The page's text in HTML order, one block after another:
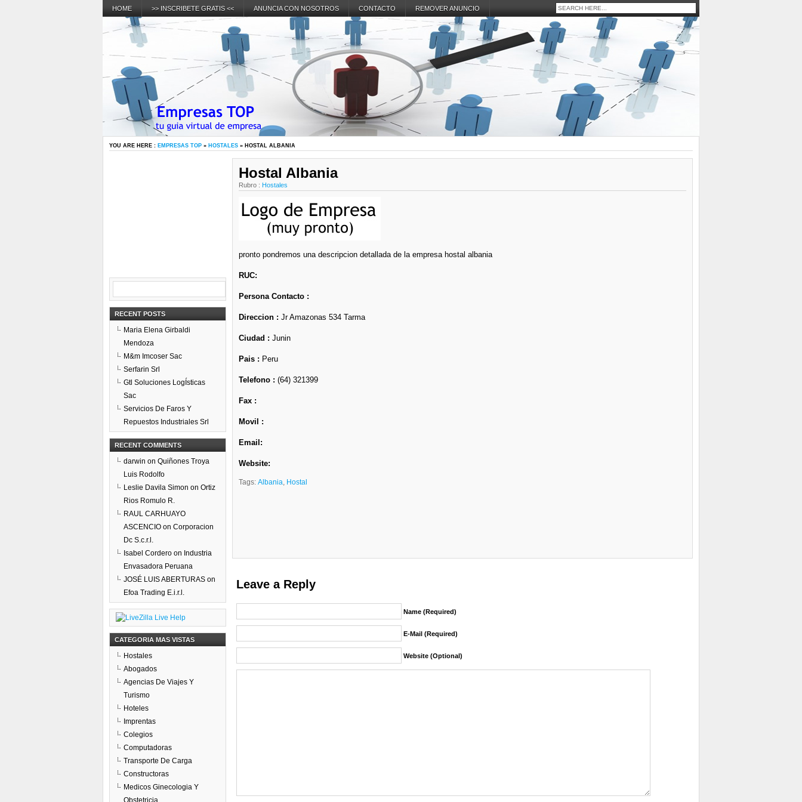
HOME >> INSCRIBETE GRATIS << ANUNCIA CON NOSOTROS CONTACTO REMOVER ANUNCIO
YOU ARE HERE : EMPRESAS TOP » HOSTALES » HOSTAL ALBANIA
Hostal Albania
Rubro : Hostales
pronto pondremos una descripcion detallada de la empresa hostal albania
RUC:
Persona Contacto :
Direccion : Jr Amazonas 534 Tarma
Ciudad : Junin
Pais : Peru
Telefono : (64) 321399
Fax :
Movil :
Email:
Website:
Tags: Albania, Hostal
Leave a Reply
Name (required)
E-Mail (required)
Website (Optional)
RECENT POSTS
Maria Elena Girbaldi
Mendoza
M&m Imcoser Sac
Serfarin Srl
Gtl Soluciones LogÍsticas
Sac
Servicios De Faros Y
Repuestos Industriales Srl
RECENT COMMENTS
darwin on Quiñones Troya
Luis Rodolfo
Leslie Davila Simon on Ortiz
Rios Romulo R.
RAUL CARHUAYO
ASCENCIO on Corporacion
Dc S.c.r.l.
Isabel Cordero on Industria
Envasadora Peruana
JOSÉ LUIS ABERTURAS on
Efoa Trading E.i.r.l.
CATEGORIA MAS VISTAS
Hostales
Abogados
Agencias De Viajes Y
Turismo
Hoteles
Imprentas
Colegios
Computadoras
Transporte De Carga
Constructoras
Medicos Ginecologia Y
Obstetricia